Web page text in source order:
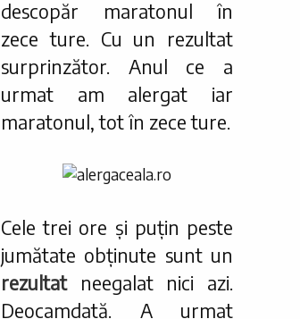
descopăr maratonul în
zece ture. Cu un rezultat
surprinzător. Anul ce a
urmat am alergat iar
maratonul, tot în zece ture.
Cele trei ore și puțin peste
jumătate obținute sunt un
rezultatneegalat nici azi.
Deocamdată. A urmat